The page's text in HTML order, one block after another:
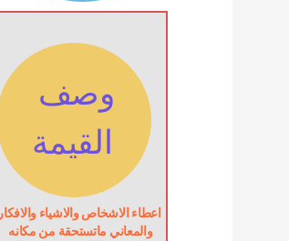
وصف
القيمة
اعطاء الاشخاص والاشياء والافكار